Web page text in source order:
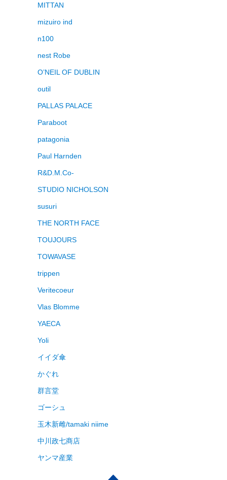
MITTAN
mizuiro ind
n100
nest Robe
O’NEIL OF DUBLIN
outil
PALLAS PALACE
Paraboot
patagonia
Paul Harnden
R&D.M.Co-
STUDIO NICHOLSON
susuri
THE NORTH FACE
TOUJOURS
TOWAVASE
trippen
Veritecoeur
Vlas Blomme
YAECA
Yoli
イイダ傘
かぐれ
群言堂
ゴーシュ
玉木新雌/tamaki niime
中川政七商店
ヤンマ産業